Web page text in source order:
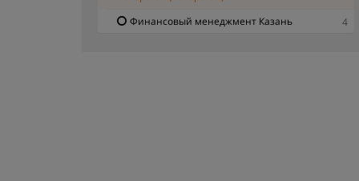
Финансовый менеджмент Казань
4